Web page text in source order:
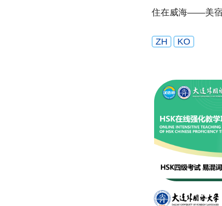
住在威海——美
ZH KO